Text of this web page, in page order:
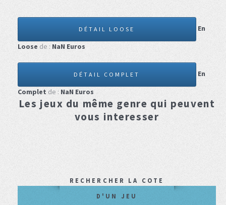
DÉTAIL LOOSE
En
Loose de : NaN Euros
DÉTAIL COMPLET
En
Complet de : NaN Euros
Les jeux du même genre qui peuvent
vous interesser
RECHERCHER LA COTE
D'UN JEU